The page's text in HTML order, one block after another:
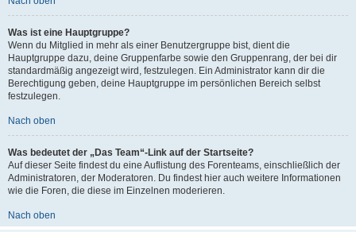
Was ist eine Hauptgruppe?
Wenn du Mitglied in mehr als einer Benutzergruppe bist, dient die
Hauptgruppe dazu, deine Gruppenfarbe sowie den Gruppenrang, der bei dir
standardmäßig angezeigt wird, festzulegen. Ein Administrator kann dir die
Berechtigung geben, deine Hauptgruppe im persönlichen Bereich selbst
festzulegen.
Nach oben
Was bedeutet der „Das Team“-Link auf der Startseite?
Auf dieser Seite findest du eine Auflistung des Forenteams, einschließlich der
Administratoren, der Moderatoren. Du findest hier auch weitere Informationen
wie die Foren, die diese im Einzelnen moderieren.
Nach oben